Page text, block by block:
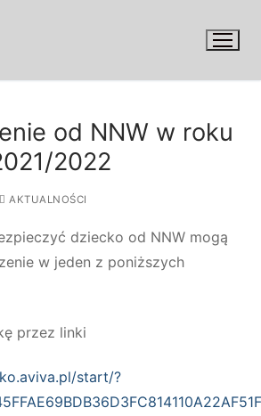
od NNW w roku
2022
AKTUALNOŚCI
dziecko od NNW mogą
w jeden z poniższych
przez linki
start/?